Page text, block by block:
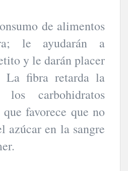
de alimentos
le ayudarán a
y le darán placer
La fibra retarda la
los carbohidratos
favorece que no
azúcar en la sangre